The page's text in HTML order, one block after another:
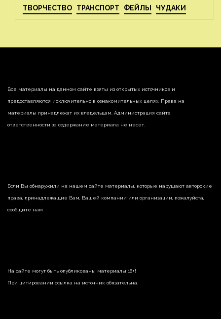
ТВОРЧЕСТВО ТРАНСПОРТ ФЕЙЛЫ ЧУДАКИ
Все материалы на данном сайте взяты из открытых источников и
предоставляются исключительно в ознакомительных целях. Права на
материалы принадлежат их владельцам. Администрация сайта
ответственности за содержание материала не несет.
Если Вы обнаружили на нашем сайте материалы, которые нарушают авторские
права, принадлежащие Вам, Вашей компании или организации, пожалуйста,
сообщите нам.
На сайте могут быть опубликованы материалы 18+!
При цитировании ссылка на источник обязательна.